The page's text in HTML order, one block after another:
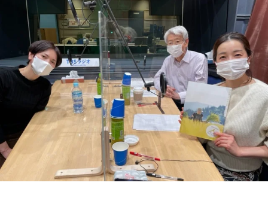
お知らせ
イベント・グッズ
YouTube
会社情報